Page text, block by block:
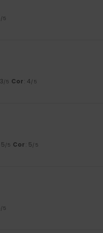
/5
/5 Cor: 4/5
/5 Cor: 5/5
/5